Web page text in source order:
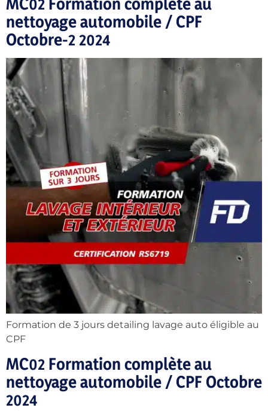
nettoyage automobile / CPF
Octobre-2 2024
Formation de 3 jours detailing lavage auto éligible au
CPF
MC02 Formation complète au
nettoyage automobile / CPF Octobre
2024